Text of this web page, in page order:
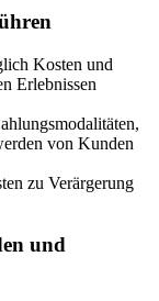
Kosten und
Erlebnissen
von Kunden
zu Verärgerung
und